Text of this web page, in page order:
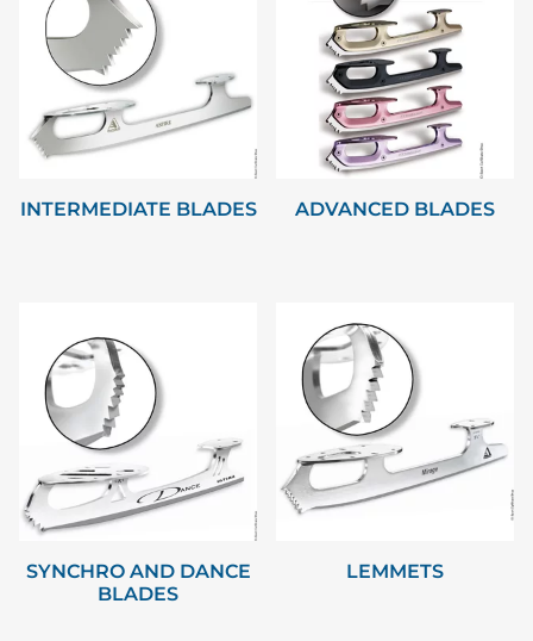
INTERMEDIATE BLADES ADVANCED BLADES
SYNCHRO AND DANCE
BLADES
LEMMETS